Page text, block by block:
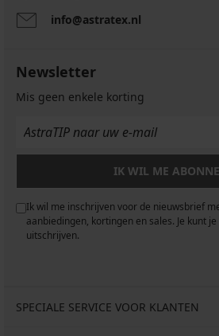
info@astratex.nl
Newsletter
Mis geen enkele korting
IK WIL ME
Ik wil me inschrijven voor de nieuwsbrief
aanbiedingen, kortingen en sales. Je kunt
uitschrijven.
SPECIALE SERVICE VOOR KLANTEN